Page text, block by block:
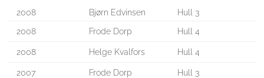
2008 Bjørn Edvinsen
Hull 3
2008
Frode Dorp Hull 4
2008 Helge Kvalfors Hull 4
2007 Frode Dorp Hull 3